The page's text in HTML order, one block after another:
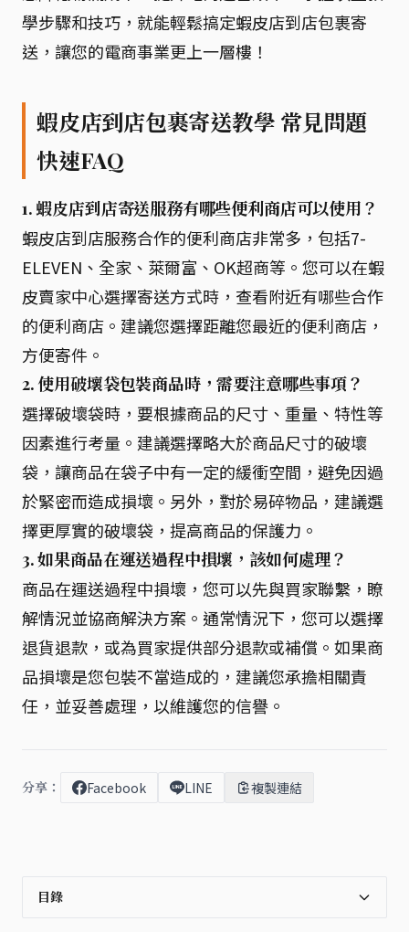
學步驟和技巧，就能輕鬆搞定蝦皮店到店包裹寄
送，讓您的電商事業更上一層樓！
蝦皮店到店包裹寄送教學 常見問題
快速FAQ
1. 蝦皮店到店寄送服務有哪些便利商店可以使用？
蝦皮店到店服務合作的便利商店非常多，包括7-
ELEVEN、全家、萊爾富、OK超商等。您可以在蝦
皮賣家中心選擇寄送方式時，查看附近有哪些合作
的便利商店。建議您選擇距離您最近的便利商店，
方便寄件。
2. 使用破壞袋包裝商品時，需要注意哪些事項？
選擇破壞袋時，要根據商品的尺寸、重量、特性等
因素進行考量。建議選擇略大於商品尺寸的破壞
袋，讓商品在袋子中有一定的緩衝空間，避免因過
於緊密而造成損壞。另外，對於易碎物品，建議選
擇更厚實的破壞袋，提高商品的保護力。
3. 如果商品在運送過程中損壞，該如何處理？
商品在運送過程中損壞，您可以先與買家聯繫，瞭
解情況並協商解決方案。通常情況下，您可以選擇
退貨退款，或為買家提供部分退款或補償。如果商
品損壞是您包裝不當造成的，建議您承擔相關責
任，並妥善處理，以維護您的信譽。
分享： Facebook LINE 複製連結
目錄